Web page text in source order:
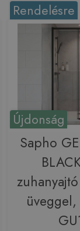
Újdonság
Rendelésre
Sapho